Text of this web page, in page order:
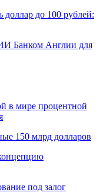
доллар до 100 рублей:
Банком Англии для
в мире процентной
150 млрд долларов
под залог